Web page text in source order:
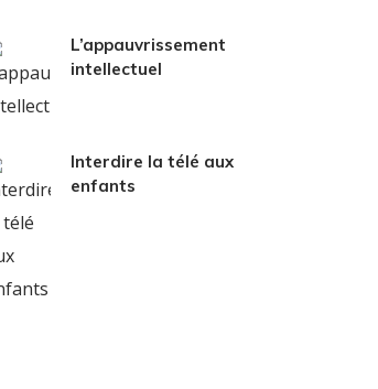
L’appauvrissement
intellectuel
Interdire la télé aux
enfants